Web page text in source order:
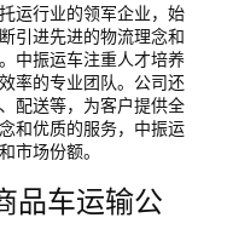
运行业的领军企业，始
引进先进的物流理念和
中振运车注重人才培养
率的专业团队。公司还
配送等，为客户提供全
和优质的服务，中振运
市场份额。
品车运输公